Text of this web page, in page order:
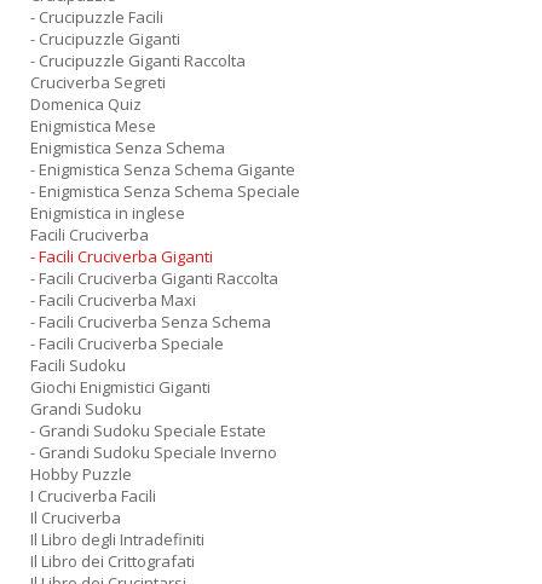
- Crucipuzzle Facili
- Crucipuzzle Giganti
- Crucipuzzle Giganti Raccolta
Cruciverba Segreti
Domenica Quiz
Enigmistica Mese
Enigmistica Senza Schema
- Enigmistica Senza Schema Gigante
- Enigmistica Senza Schema Speciale
Enigmistica in inglese
Facili Cruciverba
- Facili Cruciverba Giganti
- Facili Cruciverba Giganti Raccolta
- Facili Cruciverba Maxi
- Facili Cruciverba Senza Schema
- Facili Cruciverba Speciale
Facili Sudoku
Giochi Enigmistici Giganti
Grandi Sudoku
- Grandi Sudoku Speciale Estate
- Grandi Sudoku Speciale Inverno
Hobby Puzzle
I Cruciverba Facili
Il Cruciverba
Il Libro degli Intradefiniti
Il Libro dei Crittografati